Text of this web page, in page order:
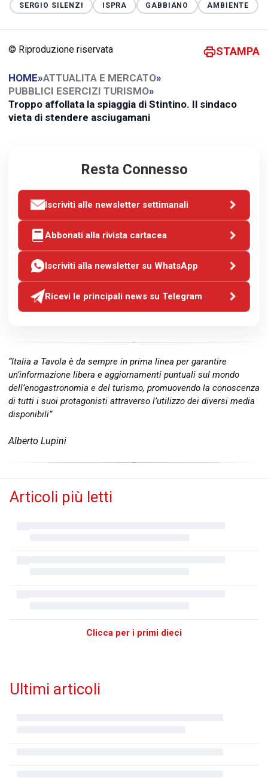
SERGIO SILENZI
ISPRA GABBIANO AMBIENTE
© Riproduzione riservata STAMPA
HOME»ATTUALITA E MERCATO»
PUBBLICI ESERCIZI TURISMO»
Troppo affollata la spiaggia di Stintino. Il sindaco
vieta di stendere asciugamani
Resta Connesso
Iscriviti alle newsletter settimanali
Abbonati alla rivista cartacea
Iscriviti alla newsletter su WhatsApp
Ricevi le principali news su Telegram
“Italia a Tavola è da sempre in prima linea per garantire
un’informazione libera e aggiornamenti puntuali sul mondo
dell’enogastronomia e del turismo, promuovendo la conoscenza
di tutti i suoi protagonisti attraverso l’utilizzo dei diversi media
disponibili”
Alberto Lupini
Articoli più letti
Clicca per i primi dieci
Ultimi articoli